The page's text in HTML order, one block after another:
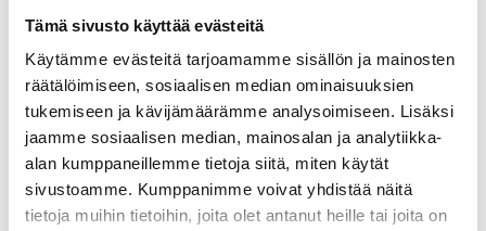
Tämä sivusto käyttää evästeitä
Käytämme evästeitä tarjoamamme sisällön ja mainosten
räätälöimiseen, sosiaalisen median ominaisuuksien
tukemiseen ja kävijämäärämme analysoimiseen. Lisäksi
jaamme sosiaalisen median, mainosalan ja analytiikka-
alan kumppaneillemme tietoja siitä, miten käytät
sivustoamme. Kumppanimme voivat yhdistää näitä
tietoja muihin tietoihin, joita olet antanut heille tai joita on
tienkäyttäjille.
Lisätietoja:
Juha Petäjäniemi
Yhdyskuntatekniikan päällikkö
+358 40 195 1963